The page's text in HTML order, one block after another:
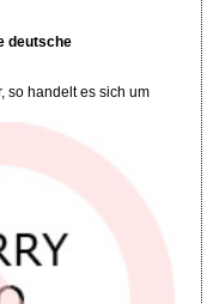
deutsche
so handelt es sich um